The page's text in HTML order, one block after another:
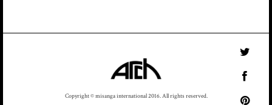
Copyright © misanga international 2016. All rights reserved.